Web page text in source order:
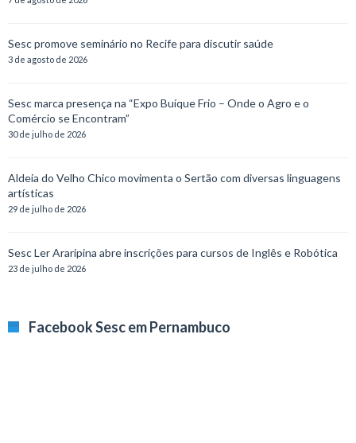
Sesc promove seminário no Recife para discutir saúde
3 de agosto de 2026
Sesc marca presença na “Expo Buíque Frio – Onde o Agro e o
Comércio se Encontram”
30 de julho de 2026
Aldeia do Velho Chico movimenta o Sertão com diversas linguagens
artísticas
29 de julho de 2026
Sesc Ler Araripina abre inscrições para cursos de Inglês e Robótica
23 de julho de 2026
Facebook Sesc em Pernambuco